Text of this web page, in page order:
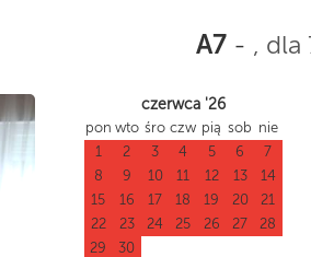
A7- , dla
czerwca '26
pon wto śro czw pią sob nie
1
2 3 4 5 6
7
8
9 10 11 12 13
14
15
16 17 18 19 20
21
22
23 24 25 26 27
28
29
30